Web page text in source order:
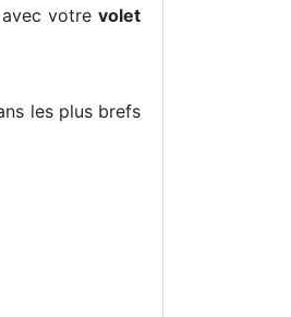
votre volet
les plus brefs